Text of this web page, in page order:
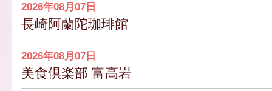
2026年08月07日
長崎阿蘭陀珈琲館
2026年08月07日
美食倶楽部 富高岩